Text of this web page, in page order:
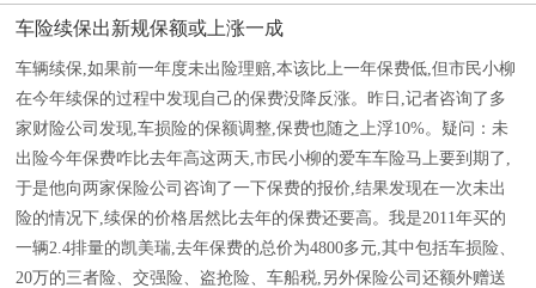
车险续保出新规保额或上涨一成
车辆续保,如果前一年度未出险理赔,本该比上一年保费低,但市民小柳
在今年续保的过程中发现自己的保费没降反涨。昨日,记者咨询了多
家财险公司发现,车损险的保额调整,保费也随之上浮10%。疑问：未
出险今年保费咋比去年高这两天,市民小柳的爱车车险马上要到期了,
于是他向两家保险公司咨询了一下保费的报价,结果发现在一次未出
险的情况下,续保的价格居然比去年的保费还要高。我是2011年买的
一辆2.4排量的凯美瑞,去年保费的总价为4800多元,其中包括车损险、
20万的三者险、交强险、盗抢险、车船税,另外保险公司还额外赠送